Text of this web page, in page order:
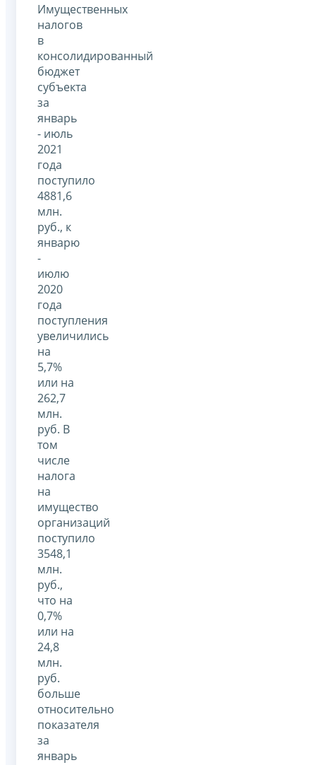
Имущественных
налогов
в
консолидированный
бюджет
субъекта
за
январь
- июль
2021
года
поступило
4881,6
млн.
руб., к
январю
-
июлю
2020
года
поступления
увеличились
на
5,7%
или на
262,7
млн.
руб. В
том
числе
налога
на
имущество
организаций
поступило
3548,1
млн.
руб.,
что на
0,7%
или на
24,8
млн.
руб.
больше
относительно
показателя
за
январь